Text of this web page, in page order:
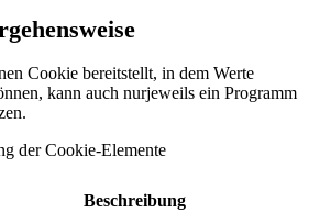
Cookie bereitstellt, in dem Werte
kann auch nurjeweils ein Programm
der Cookie-Elemente
Beschreibung